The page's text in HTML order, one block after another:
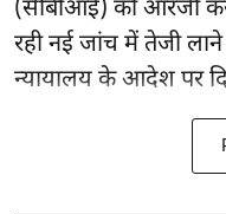
(सीबीआई) कोआरजी
रही नई जांच में तेजी लाने
न्यायालय के आदेश पर